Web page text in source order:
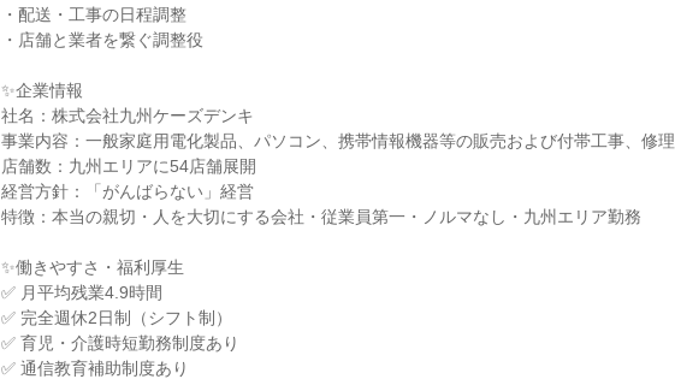
・配送・工事の日程調整
・店舗と業者を繋ぐ調整役
✨企業情報
社名：株式会社九州ケーズデンキ
事業内容：一般家庭用電化製品、パソコン、携帯情報機器等の販売および付帯工事、修理
店舗数：九州エリアに54店舗展開
経営方針：「がんばらない」経営
特徴：本当の親切・人を大切にする会社・従業員第一・ノルマなし・九州エリア勤務
✨働きやすさ・福利厚生
✅ 月平均残業4.9時間
✅ 完全週休2日制（シフト制）
✅ 育児・介護時短勤務制度あり
✅ 通信教育補助制度あり